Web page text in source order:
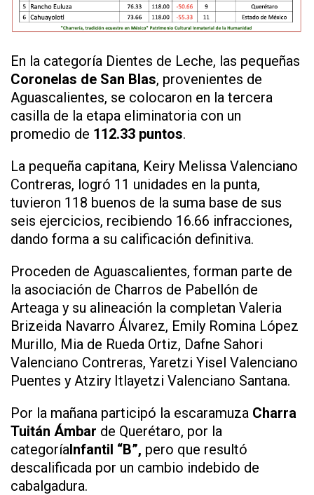
En la categoría Dientes de Leche, las pequeñas
Coronelas de San Blas, provenientes de
Aguascalientes, se colocaron en la tercera
casilla de la etapa eliminatoria con un
promedio de 112.33 puntos.
La pequeña capitana, Keiry Melissa Valenciano
Contreras, logró 11 unidades en la punta,
tuvieron 118 buenos de la suma base de sus
seis ejercicios, recibiendo 16.66 infracciones,
dando forma a su calificación definitiva.
Proceden de Aguascalientes, forman parte de
la asociación de Charros de Pabellón de
Arteaga y su alineación la completan Valeria
Brizeida Navarro Álvarez, Emily Romina López
Murillo, Mia de Rueda Ortiz, Dafne Sahori
Valenciano Contreras, Yaretzi Yisel Valenciano
Puentes y Atziry Itlayetzi Valenciano Santana.
Por la mañana participó la escaramuza Charra
Tuitán Ámbar de Querétaro, por la
categoríaInfantil “B”, pero que resultó
descalificada por un cambio indebido de
cabalgadura.